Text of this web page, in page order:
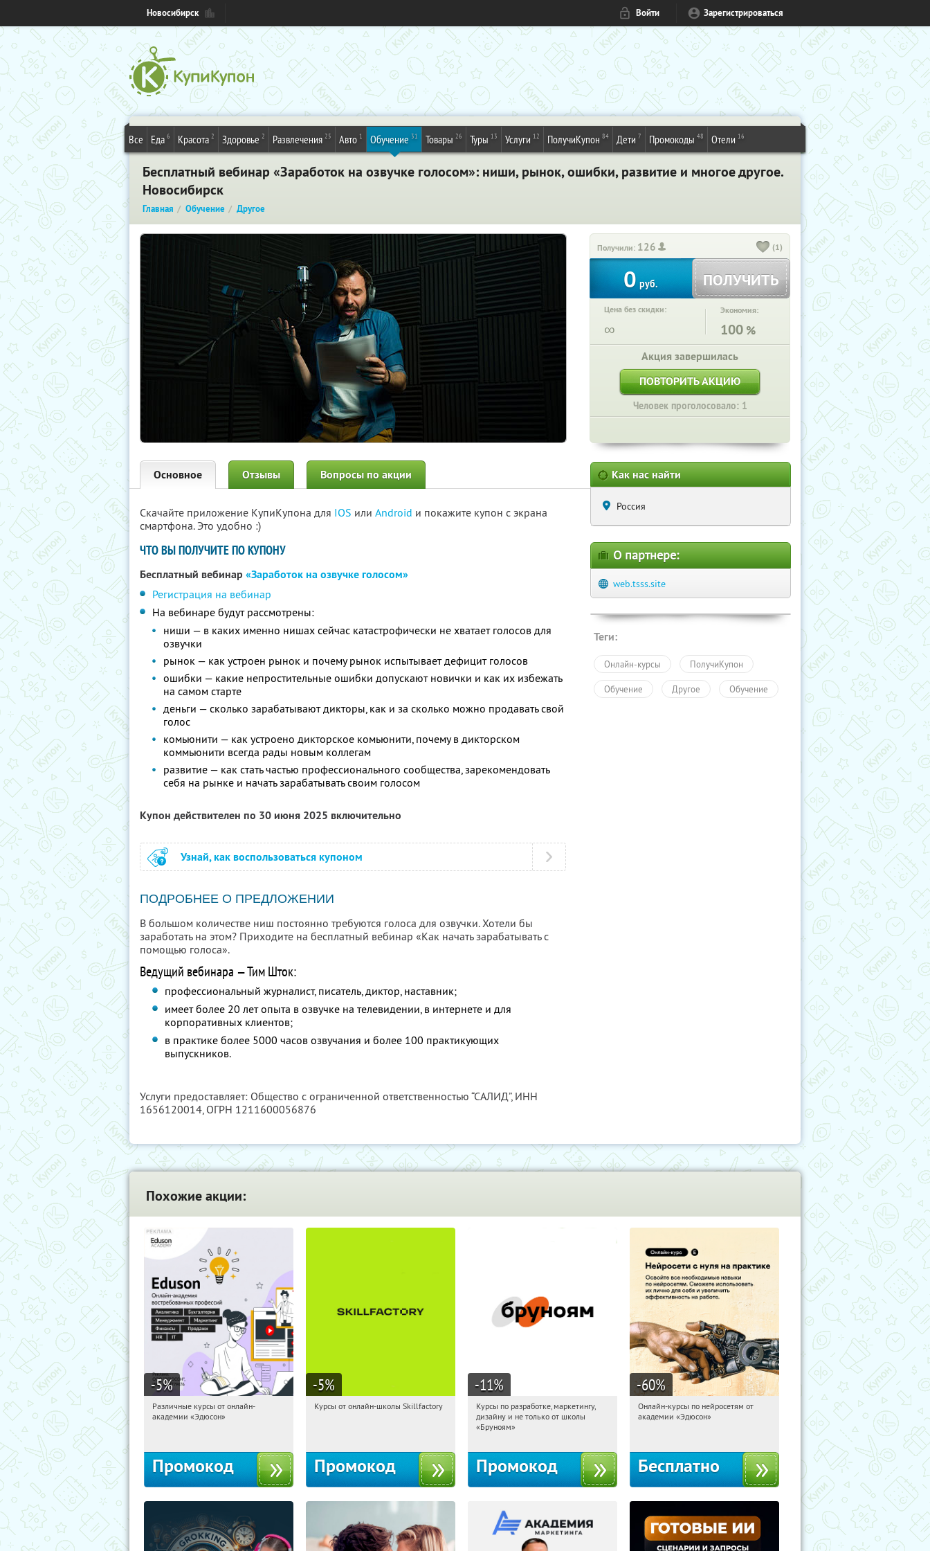
Новосибирск Войти Зарегистрироваться
Все Еда 6 Красота 2 Здоровье 2 Развлечения 25 Авто 1 Обучение 31 Товары 26 Туры 13 Услуги 12 ПолучиКупон 84 Дети 7 Промокоды 48 Отели 16
Бесплатный вебинар «Заработок на озвучке голосом»: ниши, рынок, ошибки, развитие и многое другое.
Новосибирск
Главная Обучение Другое
Получили: 126 (1)
0 руб. ПОЛУЧИТЬ
Цена без скидки:
∞
Экономия:
100 %
Акция завершилась
ПОВТОРИТЬ АКЦИЮ
Человек проголосовало: 1
Основное Отзывы Вопросы по акции
Скачайте приложение КупиКупона для IOS или Android и покажите купон с экрана
смартфона. Это удобно :)
ЧТО ВЫ ПОЛУЧИТЕ ПО КУПОНУ
Бесплатный вебинар «Заработок на озвучке голосом»
Регистрация на вебинар
На вебинаре будут рассмотрены:
ниши — в каких именно нишах сейчас катастрофически не хватает голосов для
озвучки
рынок — как устроен рынок и почему рынок испытывает дефицит голосов
ошибки — какие непростительные ошибки допускают новички и как их избежать
на самом старте
деньги — сколько зарабатывают дикторы, как и за сколько можно продавать свой
голос
комьюнити — как устроено дикторское комьюнити, почему в дикторском
коммьюнити всегда рады новым коллегам
развитие — как стать частью профессионального сообщества, зарекомендовать
себя на рынке и начать зарабатывать своим голосом
Купон действителен по 30 июня 2025 включительно
Узнай, как воспользоваться купоном
ПОДРОБНЕЕ О ПРЕДЛОЖЕНИИ
В большом количестве ниш постоянно требуются голоса для озвучки. Хотели бы
заработать на этом? Приходите на бесплатный вебинар «Как начать зарабатывать с
помощью голоса».
Ведущий вебинара — Тим Шток:
профессиональный журналист, писатель, диктор, наставник;
имеет более 20 лет опыта в озвучке на телевидении, в интернете и для
корпоративных клиентов;
в практике более 5000 часов озвучания и более 100 практикующих
выпускников.
Услуги предоставляет: Общество с ограниченной ответственностью “САЛИД”, ИНН
1656120014, ОГРН 1211600056876
Как нас найти
Россия
О партнере:
web.tsss.site
Теги:
Онлайн-курсы ПолучиКупон
Обучение Другое Обучение
Похожие акции:
-5%
22:54:47 Получили:
Различные курсы от онлайн-
академии «Эдюсон»
Промокод
-5%
22:54:47
Получи первым!
Курсы от онлайн-школы Skillfactory
Промокод
-11%
22:54:47
Получи первым!
Россия
Курсы по разработке, маркетингу,
дизайну и не только от школы
«Бруноям»
Промокод
-60%
22:54:47 Получили:
Онлайн-курсы по нейросетям от
академии «Эдюсон»
Бесплатно